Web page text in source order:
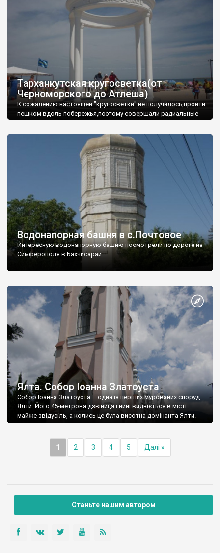
Тарханкутская кругосветка(от
Черноморского до Атлеша)
К сожалению настоящей "кругосветки" не получилось,пройти
пешком вдоль побережья,поэтому совершали радиальные
Водонапорная башня в с.Почтовое
Интересную водонапорную башню посмотрели по дороге из
Симферополя в Бахчисарай.
Ялта. Собор Іоанна Златоуста
Собор Іоанна Златоуста – одна із перших мурованих споруд
Ялти. Його 45-метрова дзвіниця і нині видніється в місті
майже звідусіль, а колись це була висотна домінанта Ялти.
1 2 3 4 5 Далі »
Станьте нашим автором